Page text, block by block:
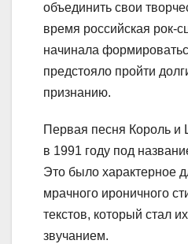
объединить свои
время российская рок-
начинала
предстояло пройти
признанию.
Первая песня Король и
в 1991 году под
Это было характерное
мрачного ироничного
текстов, который стал
звучанием.